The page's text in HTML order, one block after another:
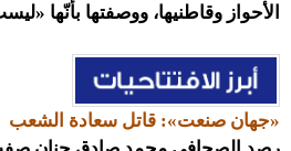
الأحواز وقاطنيها، ووصفتها بأنّها
«جهان صنعت»: قاتل سعادة الشعب